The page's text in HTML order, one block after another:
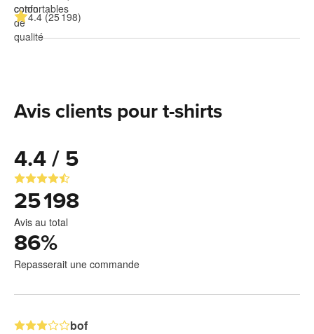
4.4 (25 198)
Avis clients pour t-shirts
4.4 / 5
25 198
Avis au total
86%
Repasserait une commande
bof